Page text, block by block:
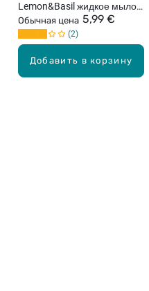
Добавить в корзину
Lemon&Basil жидкое мыло
для рук, 500мл
Обычная цена 5,99 €
2